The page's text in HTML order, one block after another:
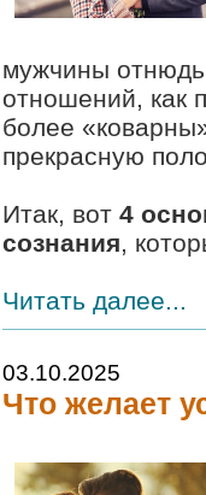
мужчины
отношений, как
более
прекрасную
Итак, вот 4
сознания,
Читать далее...
03.10.2025
Что желает